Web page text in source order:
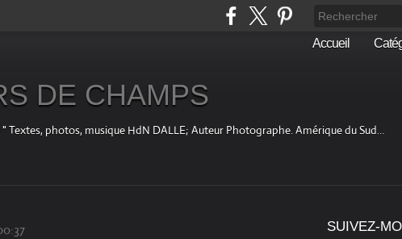
Accueil
DE CHAMPS
Textes, photos, musique HdN DALLE; Auteur Photographe. Amérique du Sud…
SUIVEZ-